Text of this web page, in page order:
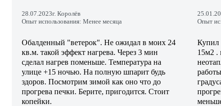
28.07.2023г. Королёв
Опыт использования: Менее месяца
Обалденный "ветерок". Не ожидал в моих 24
кв.м. такой эффект нагрева. Через 3 мин
сделал нагрев поменьше. Температура на
улице +15 ночью. На полную шпарит будь
здоров. Посмотрим зимой как оно что до
прогрева печки. Берите, пригодится. Стоит
копейки.
Опыт
Купил
15м2 .